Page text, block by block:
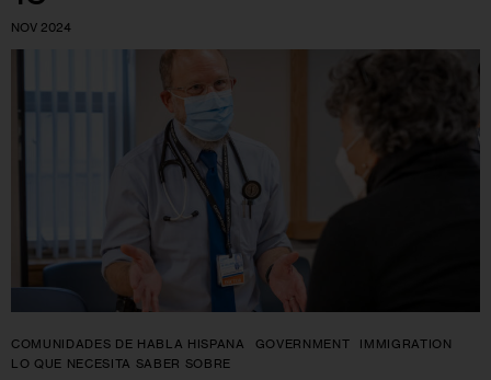
NOV 2024
COMUNIDADES DE HABLA HISPANA GOVERNMENT
IMMIGRATION
LO QUE NECESITA SABER SOBRE